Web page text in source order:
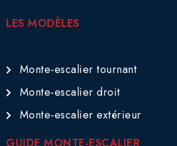
LES MODÈLES
Monte-escalier tournant
Monte-escalier droit
Monte-escalier extérieur